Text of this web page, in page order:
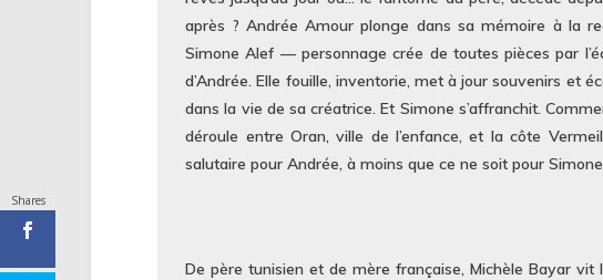
après ? Andrée Amour plonge dans sa mémoire à la
Simone Alef — personnage crée de toutes pièces par
d’Andrée. Elle fouille, inventorie, met à jour souvenirs et
dans la vie de sa créatrice. Et Simone s’affranchit.
déroule entre Oran, ville de l’enfance, et la côte
salutaire pour Andrée, à moins que ce ne soit pour
De père tunisien et de mère française, Michèle Bayar
Shares